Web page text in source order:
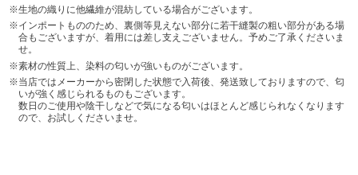
生地の織りに他繊維が混紡している場合がございます。
インポートもののため、裏側等見えない部分に若干縫製の粗い部分がある場
合もございますが、着用には差し支えございません。予めご了承くださいま
せ。
素材の性質上、染料の匂いが強いものがございます。
当店ではメーカーから密閉した状態で入荷後、発送致しておりますので、匂
いが強く感じられるものもございます。
数日のご使用や陰干しなどで気になる匂いはほとんど感じられなくなります
ので、お試しくださいませ。